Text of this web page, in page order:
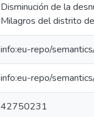
Disminución de la
Milagros del distrito
info:eu-repo/
info:eu-repo/
42750231